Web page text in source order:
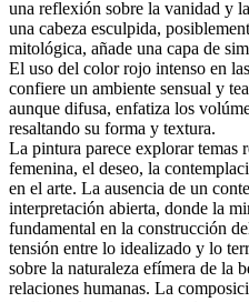
una reflexión sobre la vanidad y
una cabeza esculpida,
mitológica, añade una capa de
El uso del color rojo intenso en
confiere un ambiente sensual y
aunque difusa, enfatiza los
resaltando su forma y textura.
La pintura parece explorar temas
femenina, el deseo, la
en el arte. La ausencia de un
interpretación abierta, donde la
fundamental en la construcción
tensión entre lo idealizado y lo
sobre la naturaleza efímera de la
relaciones humanas. La